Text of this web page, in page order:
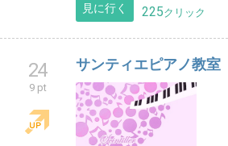
見に行く 225クリック
24
9 pt
サンティエピアノ教室